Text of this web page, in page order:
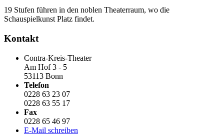
19 Stufen führen in den noblen Theaterraum, wo die
Schauspielkunst Platz findet.
Kontakt
Contra-Kreis-Theater
Am Hof 3 - 5
53113 Bonn
Telefon
0228 63 23 07
0228 63 55 17
Fax
0228 65 46 97
E-Mail schreiben